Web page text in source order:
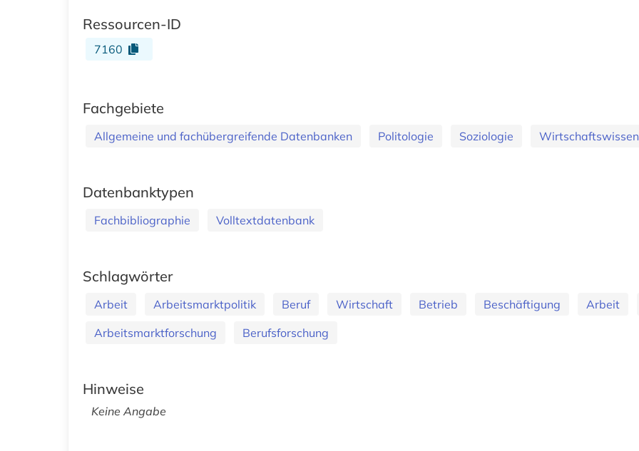
Ressourcen-ID
7160
Fachgebiete
Allgemeine und fachübergreifende Datenbanken Politologie Soziologie
Datenbanktypen
Fachbibliographie Volltextdatenbank
Schlagwörter
Arbeit Arbeitsmarktpolitik Beruf Wirtschaft Betrieb Beschäftigung Arbeit
Arbeitsmarktforschung
Berufsforschung
Hinweise
Keine Angabe